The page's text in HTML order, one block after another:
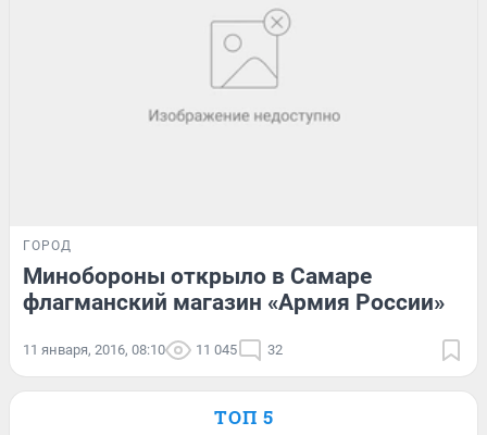
ГОРОД
Минобороны открыло в Самаре
флагманский магазин «Армия России»
11 января, 2016, 08:10 11 045 32
ТОП 5